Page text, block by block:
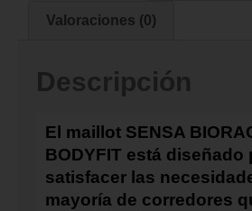
Valoraciones (0)
Descripción
El maillot SENSA
BODYFIT está diseñado
satisfacer las
mayoría de corredores